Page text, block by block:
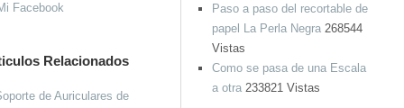
Paso a paso del recortable de
papel La Perla Negra268544
Vistas
Como se pasa de una Escala
a otra233821 Vistas
Relacionados
de Auriculares de